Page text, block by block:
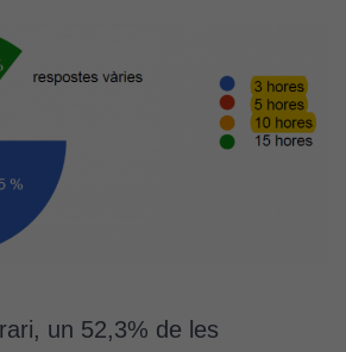
un 52,3% de les